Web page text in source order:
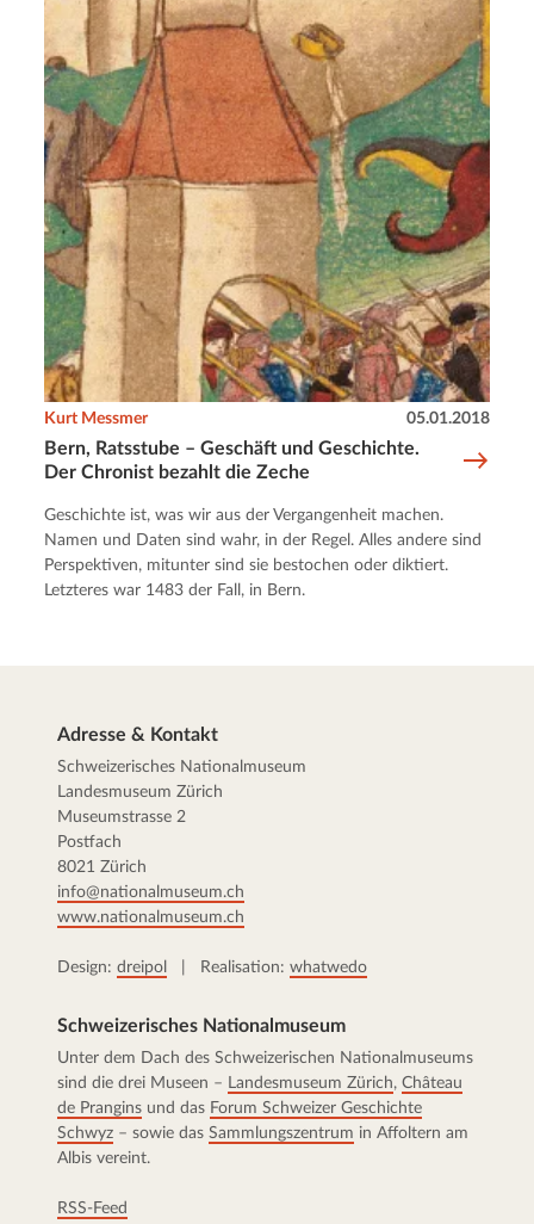
Bern, Ratsstube – Geschäft und Geschichte.
Der Chronist bezahlt die Zeche
Kurt Messmer 05.01.2018
Geschichte ist, was wir aus der Vergangenheit machen.
Namen und Daten sind wahr, in der Regel. Alles andere sind
Perspektiven, mitunter sind sie bestochen oder diktiert.
Letzteres war 1483 der Fall, in Bern.
Adresse & Kontakt
Schweizerisches Nationalmuseum
Landesmuseum Zürich
Museumstrasse 2
Postfach
8021 Zürich
info@nationalmuseum.ch
www.nationalmuseum.ch
Design: dreipol | Realisation: whatwedo
Schweizerisches Nationalmuseum
Unter dem Dach des Schweizerischen Nationalmuseums
sind die drei Museen – Landesmuseum Zürich, Château
de Prangins und das Forum Schweizer Geschichte
Schwyz – sowie das Sammlungszentrum in Affoltern am
Albis vereint.
RSS-Feed